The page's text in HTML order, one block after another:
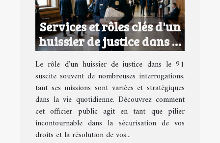
Services et rôles clés d'un
huissier de justice dans le
91
Le rôle d’un huissier de justice dans le 91
suscite souvent de nombreuses interrogations,
tant ses missions sont variées et stratégiques
dans la vie quotidienne. Découvrez comment
cet officier public agit en tant que pilier
incontournable dans la sécurisation de vos
droits et la résolution de vos...